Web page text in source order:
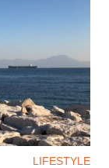
LIFESTYLE